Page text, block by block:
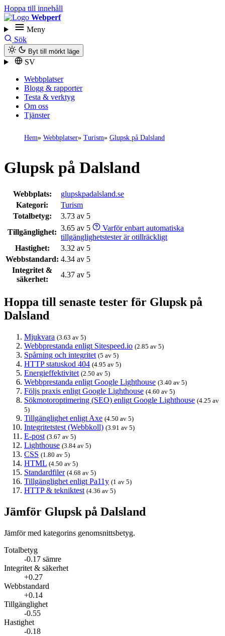
Hoppa till innehåll
Webperf
Meny
Sök
Byt till mörkt läge
SV
Webbplatser
Blogg & rapporter
Testa & verktyg
Om oss
Tjänster
Hem Webbplatser Turism Glupsk på Dalsland
Glupsk på Dalsland
Webbplats:
glupskpadalsland.se
Kategori:
Turism
Totalbetyg:
3.73 av 5
Tillgänglighet: 3.65 av 5
Varför enbart automatiska
tillgänglighetstester är otillräckligt
Hastighet:
3.32 av 5
Webbstandard: 4.34 av 5
Integritet &
säkerhet:
4.37 av 5
Hoppa till senaste tester för Glupsk på
Dalsland
Mjukvara (3.63 av 5)
Webbprestanda enligt Sitespeed.io (2.85 av 5)
Spårning och integritet (5 av 5)
HTTP statuskod 404 (4.95 av 5)
Energieffektivitet (2.50 av 5)
Webbprestanda enligt Google Lighthouse (3.40 av 5)
Följs praxis enligt Google Lighthouse (4.60 av 5)
Sökmotoroptimering (SEO) enligt Google Lighthouse (4.25 av
5)
Tillgänglighet enligt Axe (4.50 av 5)
Integritetstest (Webbkoll) (3.91 av 5)
E-post (3.67 av 5)
Lighthouse (3.84 av 5)
CSS (1.80 av 5)
HTML (4.50 av 5)
Standardfiler (4.68 av 5)
Tillgänglighet enligt Pa11y (1 av 5)
HTTP & tekniktest (4.36 av 5)
Jämför Glupsk på Dalsland
Jämför med kategorins genomsnittsbetyg.
Totalbetyg
-0.17 sämre
Integritet & säkerhet
+0.27
Webbstandard
+0.14
Tillgänglighet
-0.55
Hastighet
-0.18